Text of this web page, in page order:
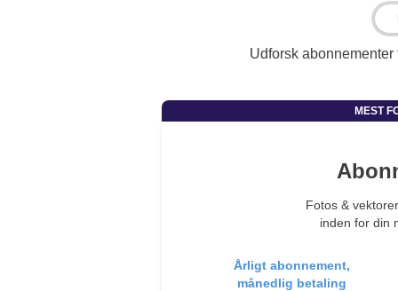
Udforsk
Fotos &
inden for din
Årligt abonnement,
månedlig betaling